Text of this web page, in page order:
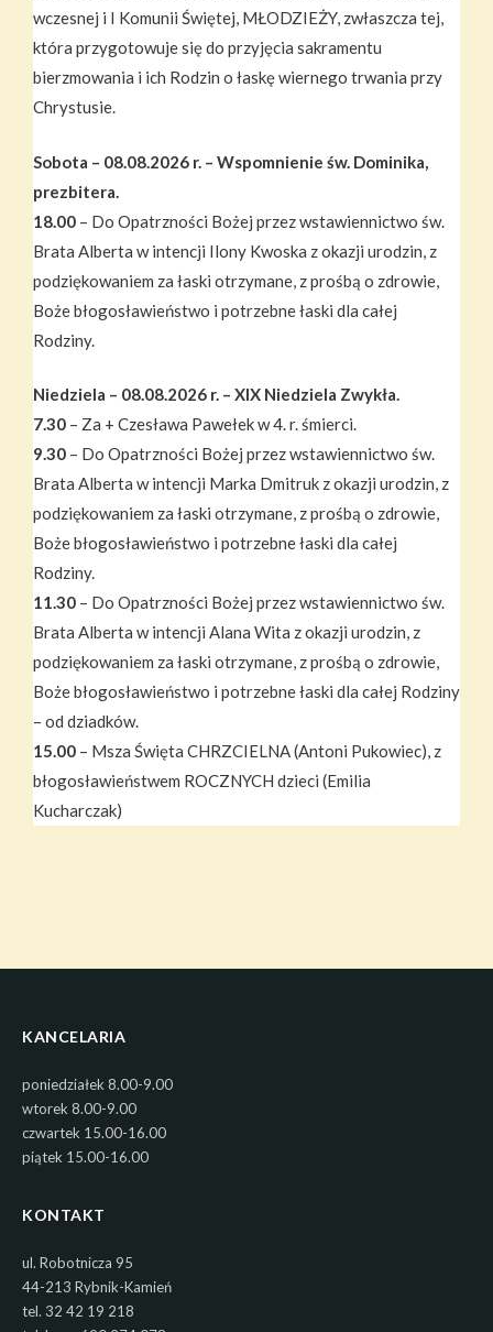
wczesnej i I Komunii Świętej, MŁODZIEŻY, zwłaszcza tej,
która przygotowuje się do przyjęcia sakramentu
bierzmowania i ich Rodzin o łaskę wiernego trwania przy
Chrystusie.
Sobota – 08.08.2026 r. – Wspomnienie św. Dominika,
prezbitera.
18.00 – Do Opatrzności Bożej przez wstawiennictwo św.
Brata Alberta w intencji Ilony Kwoska z okazji urodzin, z
podziękowaniem za łaski otrzymane, z prośbą o zdrowie,
Boże błogosławieństwo i potrzebne łaski dla całej
Rodziny.
Niedziela – 08.08.2026 r. – XIX Niedziela Zwykła.
7.30 – Za + Czesława Pawełek w 4. r. śmierci.
9.30 – Do Opatrzności Bożej przez wstawiennictwo św.
Brata Alberta w intencji Marka Dmitruk z okazji urodzin, z
podziękowaniem za łaski otrzymane, z prośbą o zdrowie,
Boże błogosławieństwo i potrzebne łaski dla całej
Rodziny.
11.30 – Do Opatrzności Bożej przez wstawiennictwo św.
Brata Alberta w intencji Alana Wita z okazji urodzin, z
podziękowaniem za łaski otrzymane, z prośbą o zdrowie,
Boże błogosławieństwo i potrzebne łaski dla całej Rodziny
– od dziadków.
15.00 – Msza Święta CHRZCIELNA (Antoni Pukowiec), z
błogosławieństwem ROCZNYCH dzieci (Emilia
Kucharczak)
KANCELARIA
poniedziałek 8.00-9.00
wtorek 8.00-9.00
czwartek 15.00-16.00
piątek 15.00-16.00
KONTAKT
ul. Robotnicza 95
44-213 Rybnik-Kamień
tel. 32 42 19 218